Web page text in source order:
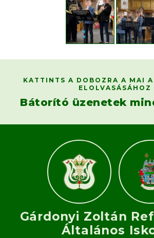
KATTINTS A DOBOZRA A MAI
ELOLVASÁSÁHOZ
Bátorító üzenetek
Gárdonyi Zoltán
Általános